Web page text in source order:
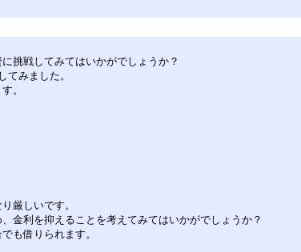
挑戦してみてはいかがでしょうか？
みました。
。
厳しいです。
金利を抑えることを考えてみてはいかがでしょうか？
も借りられます。